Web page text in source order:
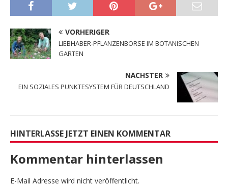
VORHERIGER
LIEBHABER-PFLANZENBÖRSE IM BOTANISCHEN
GARTEN
NÄCHSTER
EIN SOZIALES PUNKTESYSTEM FÜR DEUTSCHLAND
HINTERLASSE JETZT EINEN KOMMENTAR
Kommentar hinterlassen
E-Mail Adresse wird nicht veröffentlicht.